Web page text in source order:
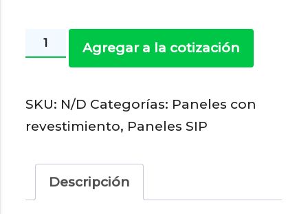
Paneles
ranurados
mm
-
Agregar a la cotización
SKU: N/D Categorías: Paneles con
revestimiento, Paneles SIP
Descripción